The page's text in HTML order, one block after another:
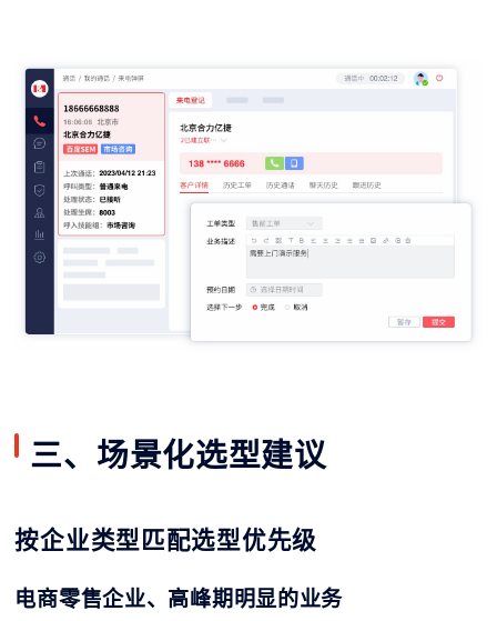
三、场景化选型建议
按企业类型匹配选型优先级
电商零售企业、高峰期明显的业务